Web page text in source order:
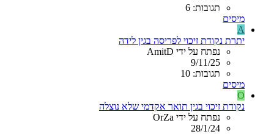
תגובות: 6
מיסים
A
יתרת נקודת זיכוי לפריסה בגין לידה
נפתח על ידי AmitD
9/11/25
תגובות: 10
מיסים
O
נקודת זיכוי בגין תואר אקדמי שלא נוצלה
נפתח על ידי OrZa
28/1/24